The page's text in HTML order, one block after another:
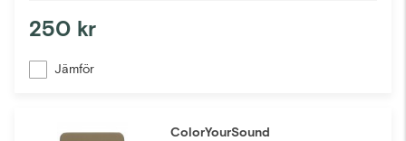
250 kr
Jämför
ColorYourSound